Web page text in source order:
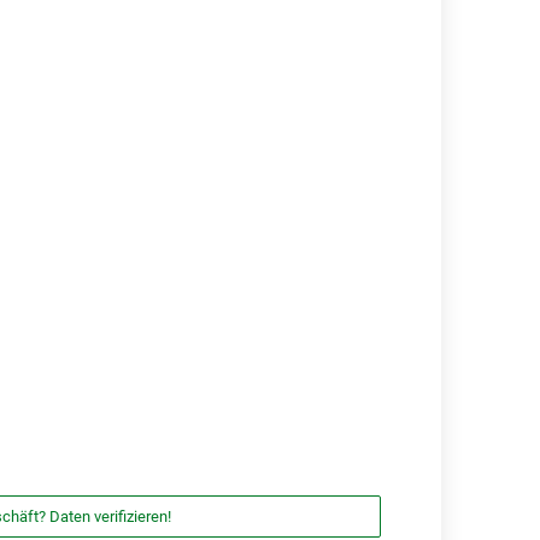
Daten verifizieren!